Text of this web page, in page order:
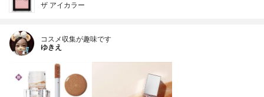
ザ アイカラー
コスメ収集が趣味です
ゆきえ